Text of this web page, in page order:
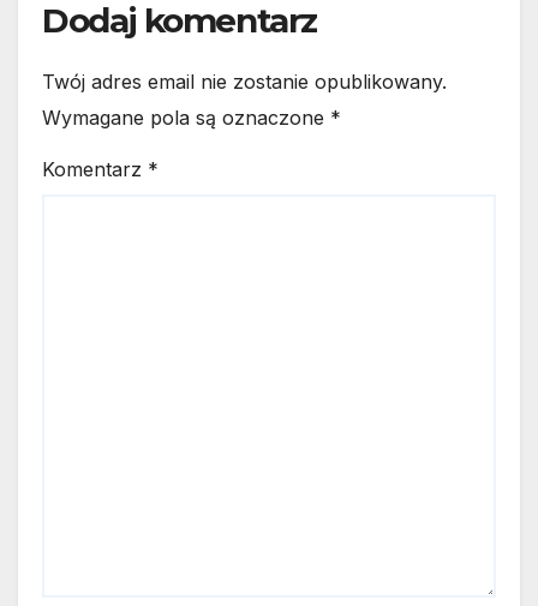
Dodaj komentarz
Twój adres email nie zostanie opublikowany.
Wymagane pola są oznaczone *
Komentarz *